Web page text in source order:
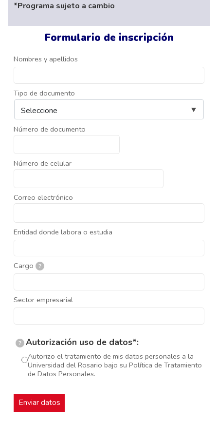
Formulario de inscripción
Nombres y apellidos
Tipo de documento
Número de documento
Número de celular
Correo electrónico
Entidad donde labora o estudia
Cargo ?
Sector empresarial
? Autorización uso de datos*:
Autorizo el tratamiento de mis datos personales a la
Universidad del Rosario bajo su Política de Tratamiento
de Datos Personales.
*Programa sujeto a cambio